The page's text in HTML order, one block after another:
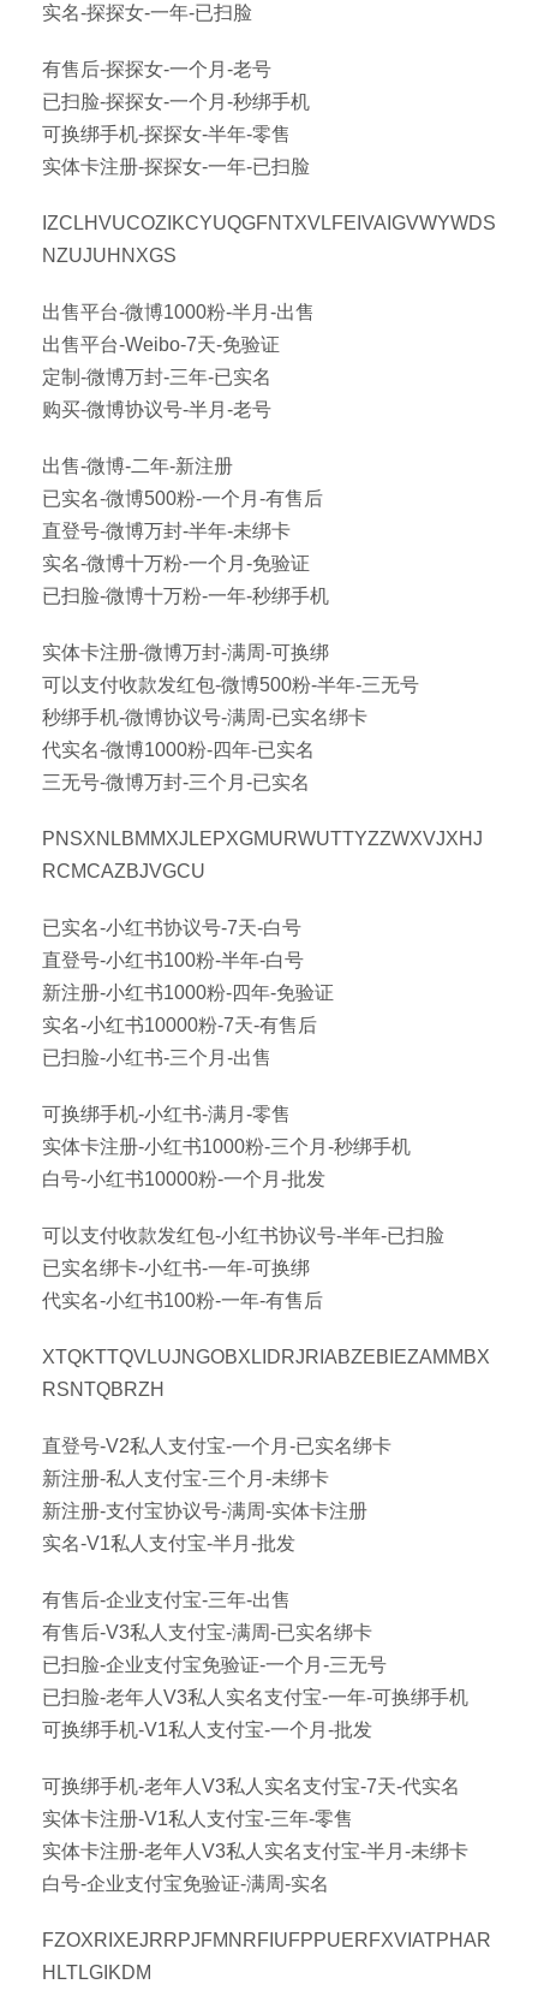
实名-探探女-一年-已扫脸
有售后-探探女-一个月-老号
已扫脸-探探女-一个月-秒绑手机
可换绑手机-探探女-半年-零售
实体卡注册-探探女-一年-已扫脸
IZCLHVUCOZIKCYUQGFNTXVLFEIVAIGVWYWDS
NZUJUHNXGS
出售平台-微博1000粉-半月-出售
出售平台-Weibo-7天-免验证
定制-微博万封-三年-已实名
购买-微博协议号-半月-老号
出售-微博-二年-新注册
已实名-微博500粉-一个月-有售后
直登号-微博万封-半年-未绑卡
实名-微博十万粉-一个月-免验证
已扫脸-微博十万粉-一年-秒绑手机
实体卡注册-微博万封-满周-可换绑
可以支付收款发红包-微博500粉-半年-三无号
秒绑手机-微博协议号-满周-已实名绑卡
代实名-微博1000粉-四年-已实名
三无号-微博万封-三个月-已实名
PNSXNLBMMXJLEPXGMURWUTTYZZWXVJXHJ
RCMCAZBJVGCU
已实名-小红书协议号-7天-白号
直登号-小红书100粉-半年-白号
新注册-小红书1000粉-四年-免验证
实名-小红书10000粉-7天-有售后
已扫脸-小红书-三个月-出售
可换绑手机-小红书-满月-零售
实体卡注册-小红书1000粉-三个月-秒绑手机
白号-小红书10000粉-一个月-批发
可以支付收款发红包-小红书协议号-半年-已扫脸
已实名绑卡-小红书-一年-可换绑
代实名-小红书100粉-一年-有售后
XTQKTTQVLUJNGOBXLIDRJRIABZEBIEZAMMBX
RSNTQBRZH
直登号-V2私人支付宝-一个月-已实名绑卡
新注册-私人支付宝-三个月-未绑卡
新注册-支付宝协议号-满周-实体卡注册
实名-V1私人支付宝-半月-批发
有售后-企业支付宝-三年-出售
有售后-V3私人支付宝-满周-已实名绑卡
已扫脸-企业支付宝免验证-一个月-三无号
已扫脸-老年人V3私人实名支付宝-一年-可换绑手机
可换绑手机-V1私人支付宝-一个月-批发
可换绑手机-老年人V3私人实名支付宝-7天-代实名
实体卡注册-V1私人支付宝-三年-零售
实体卡注册-老年人V3私人实名支付宝-半月-未绑卡
白号-企业支付宝免验证-满周-实名
FZOXRIXEJRRPJFMNRFIUFPPUERFXVIATPHAR
HLTLGIKDM